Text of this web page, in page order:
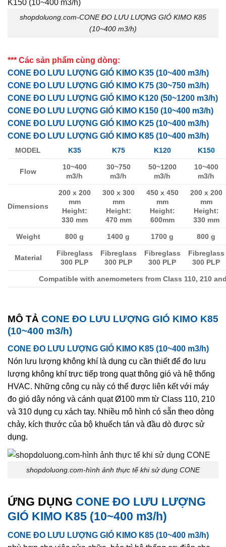
shopdoluong.com-CONE ĐO LƯU LƯỢNG GIÓ KIMO K85
(10~400 m3/h)
*** Các sản phẩm cùng dòng:
CONE ĐO LƯU LƯỢNG GIÓ KIMO K35 (10~400 m3/h)
CONE ĐO LƯU LƯỢNG GIÓ KIMO K75 (30~750 m3/h)
CONE ĐO LƯU LƯỢNG GIÓ KIMO K120 (50~1200 m3/h)
CONE ĐO LƯU LƯỢNG GIÓ KIMO K150 (10~400 m3/h)
CONE ĐO LƯU LƯỢNG GIÓ KIMO K25 (10~400 m3/h)
CONE ĐO LƯU LƯỢNG GIÓ KIMO K85 (10~400 m3/h)
MODEL K35 K75 K120 K150
Flow
10~400
m3/h
30~750
m3/h
50~1200
m3/h
10~400
m3/h
Dimensions
200 x 200
mm
Height:
330 mm
300 x 300
mm
Height:
470 mm
450 x 450
mm
Height:
600mm
200 x 200
mm
Height:
330 mm
Weight 800 g 1400 g 1700 g 800 g
Material
Fibreglass
300 PLP
Fibreglass
300 PLP
Fibreglass
300 PLP
Fibreglass
300 PLP
Compatible with anemometers from Class 110, 210
MÔ TẢ CONE ĐO LƯU LƯỢNG GIÓ KIMO K85
(10~400 m3/h)
CONE ĐO LƯU LƯỢNG GIÓ KIMO K85 (10~400 m3/h)
Nón lưu lượng không khí là dụng cụ cần thiết để đo lưu
lượng không khí trực tiếp trong quạt thông gió và hệ thống
HVAC. Những công cụ này có thể được liên kết với máy
đo gió dây nóng và cánh quạt Ø100 mm từ Class 110, 210
và 310 dụng cụ xách tay. Nhiều mô hình có sẵn theo dòng
chảy, kích thước của bộ khuếch tán và đầu dò được sử
dụng.
shopdoluong.com-hình ảnh thực tế khi sử dụng CONE
ỨNG DỤNG CONE ĐO LƯU LƯỢNG
GIÓ KIMO K85 (10~400 m3/h)
CONE ĐO LƯU LƯỢNG GIÓ KIMO K85 (10~400 m3/h)